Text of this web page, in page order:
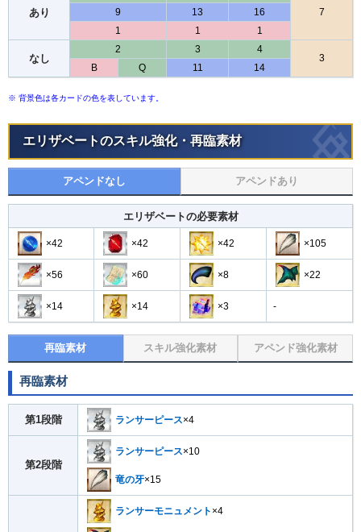
あり
7
9 13
16
1
1 1
なし
2 3 4
3
B
Q 11 14
※ 背景色は各カードの色を表しています。
エリザベートのスキル強化・再臨素材
アペンドなし アペンドあり
エリザベートの必要素材
×42 ×42 ×42 ×105
×56 ×60 ×8 ×22
×14 ×14 ×3 -
再臨素材 スキル強化素材 アペンド強化素材
再臨素材
第1段階 ランサーピース×4
第2段階
ランサーピース×10
竜の牙×15
ランサーモニュメント ×4